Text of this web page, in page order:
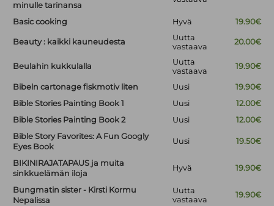
minulle tarinansa
Basic cooking Hyvä 19.90€
Beauty : kaikki kauneudesta
Uutta
vastaava
20.00€
Beulahin kukkulalla
Uutta
vastaava
19.90€
Bibeln cartonage fiskmotiv liten Uusi
19.90€
Bible Stories Painting Book 1
Uusi
12.00€
Bible Stories Painting Book 2
Uusi
12.00€
Bible Story Favorites: A Fun Googly
Eyes Book
Uusi 19.50€
BIKINIRAJATAPAUS ja muita
sinkkuelämän iloja
Hyvä 19.90€
Bungmatin sister - Kirsti Kormu
Nepalissa
Uutta
vastaava
19.90€